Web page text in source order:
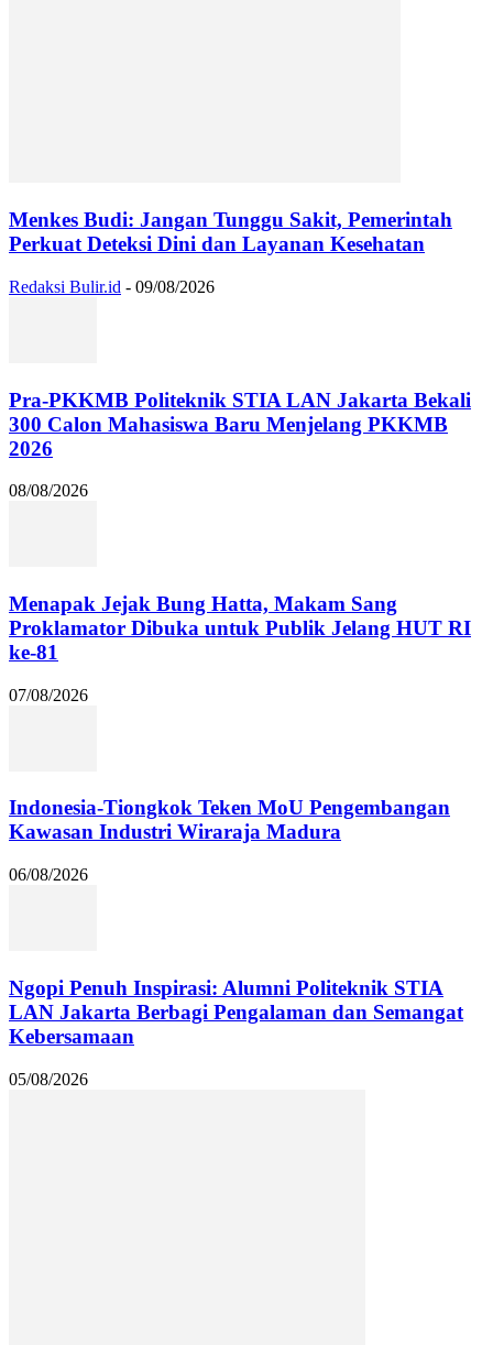
Menkes Budi: Jangan Tunggu Sakit, Pemerintah
Perkuat Deteksi Dini dan Layanan Kesehatan
Redaksi Bulir.id - 09/08/2026
Pra-PKKMB Politeknik STIA LAN Jakarta Bekali
300 Calon Mahasiswa Baru Menjelang PKKMB
2026
08/08/2026
Menapak Jejak Bung Hatta, Makam Sang
Proklamator Dibuka untuk Publik Jelang HUT RI
ke-81
07/08/2026
Indonesia-Tiongkok Teken MoU Pengembangan
Kawasan Industri Wiraraja Madura
06/08/2026
Ngopi Penuh Inspirasi: Alumni Politeknik STIA
LAN Jakarta Berbagi Pengalaman dan Semangat
Kebersamaan
05/08/2026